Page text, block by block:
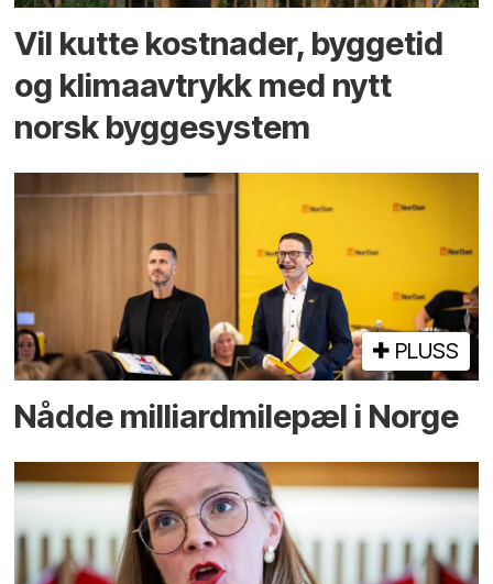
Vil kutte kostnader, byggetid
og klima­avtrykk med nytt
norsk bygge­system
PLUSS
Nådde milliard­­milepæl i Norge